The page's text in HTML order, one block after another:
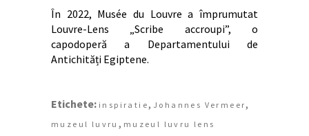
În 2022, Musée du Louvre a împrumutat
Louvre-Lens „Scribe accroupi”, o
capodoperă a Departamentului de
Antichități Egiptene.
Etichete: inspiratie, Johannes Vermeer,
muzeul luvru , muzeul luvru lens